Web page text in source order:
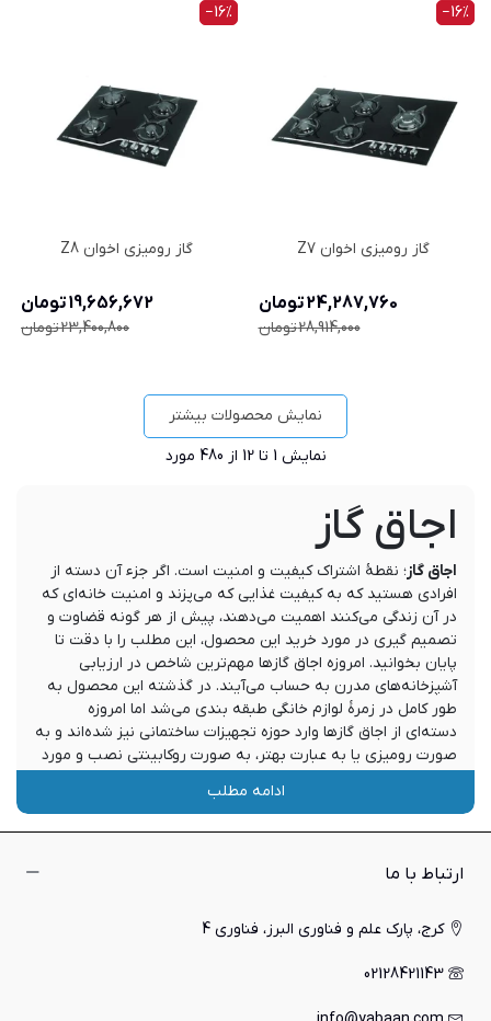
‎−16%
گاز رومیزی اخوان Z7
24,287,760 تومان
28,914,000 تومان
‎−16%
گاز رومیزی اخوان Z8
19,656,672 تومان
23,400,800 تومان
نمایش محصولات بیشتر
نمایش 1 تا 12 از 480 مورد
اجاق گاز
اجاق گاز؛ نقطۀ اشتراک کیفیت و امنیت است. اگر جزء آن دسته از
افرادی هستید که به کیفیت غذایی که می‌پزند و امنیت خانه‌ای که
در آن زندگی می‌کنند اهمیت می‌دهند، پیش از هر گونه قضاوت و
تصمیم‌ گیری در مورد خرید این محصول، این مطلب را با دقت تا
پایان بخوانید. امروزه اجاق گازها مهم‌ترین شاخص‌ در ارزیابی
آشپزخانه‌های مدرن به حساب می‌آیند. در گذشته این محصول به
طور کامل در زمرۀ لوازم خانگی طبقه ‌بندی می‌شد اما امروزه
دسته‌ای از اجاق گازها وارد حوزه تجهیزات ساختمانی نیز شده‌اند و به
صورت رومیزی یا به عبارت بهتر، به صورت روکابینتی نصب و مورد
را بیشتر مورد بررسی قرار دهیم.
این محصول به عنوان یکی از اصلی‌ترین اعضای هر آشپزخانه‌ای
روزمره را انجام می‌دهد. به طور کلی اجاق گازها می‌توانند به صورت
استفاده قرار می گیرند تا به غیر از ظاهر زیبایی که دارند، اشغال
ادامه مطلب
ارتباط با ما
کرج، پارک علم و فناوری البرز، فناوری 4
02128421143